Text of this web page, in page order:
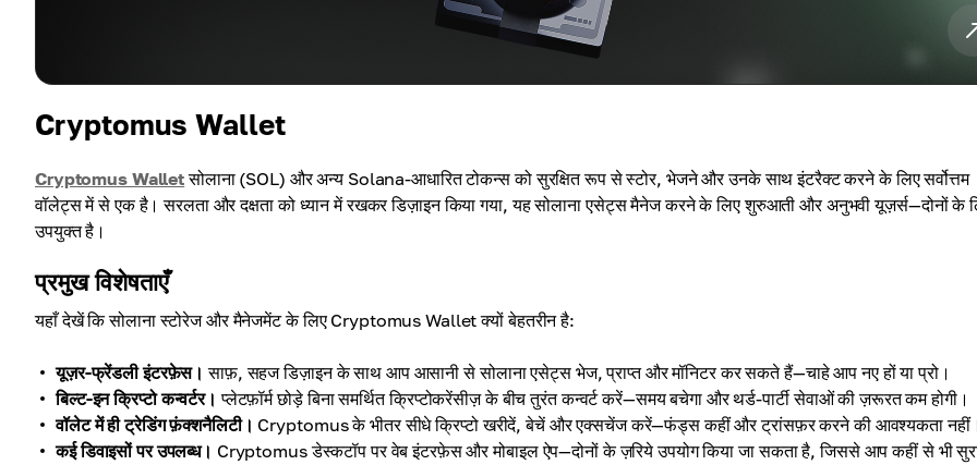
Cryptomus Wallet
Cryptomus Walletसोलाना (SOL) और अन्य Solana-आधारित टोकन्स को सुरक्षित रूप से स्टोर, भेजने और उनके साथ इंटरैक्ट करने के लिए सर्वोत्तम
वॉलेट्स में से एक है। सरलता और दक्षता को ध्यान में रखकर डिज़ाइन किया गया, यह सोलाना एसेट्स मैनेज करने के लिए शुरुआती और अनुभवी यूज़र्स—दोनों के
उपयुक्त है।
प्रमुख विशेषताएँ
यहाँ देखें कि सोलाना स्टोरेज और मैनेजमेंट के लिए Cryptomus Wallet क्यों बेहतरीन है:
यूज़र-फ्रेंडली इंटरफ़ेस। साफ़, सहज डिज़ाइन के साथ आप आसानी से सोलाना एसेट्स भेज, प्राप्त और मॉनिटर कर सकते हैं—चाहे आप नए हों या प्रो।
बिल्ट-इन क्रिप्टो कन्वर्टर। प्लेटफ़ॉर्म छोड़े बिना समर्थित क्रिप्टोकरेंसीज़ के बीच तुरंत कन्वर्ट करें—समय बचेगा और थर्ड-पार्टी सेवाओं की ज़रूरत कम होगी।
वॉलेट में ही ट्रेडिंग फ़ंक्शनैलिटी। Cryptomus के भीतर सीधे क्रिप्टो खरीदें, बेचें और एक्सचेंज करें—फंड्स कहीं और ट्रांसफ़र करने की आवश्यकता
कई डिवाइसों पर उपलब्ध। Cryptomus डेस्कटॉप पर वेब इंटरफ़ेस और मोबाइल ऐप—दोनों के ज़रिये उपयोग किया जा सकता है, जिससे आप कहीं से भी